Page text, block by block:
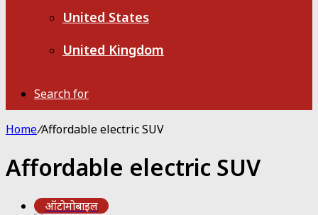
United States
United Kingdom
Search for
Home/Affordable electric SUV
Affordable electric SUV
ऑटोमोबाइल